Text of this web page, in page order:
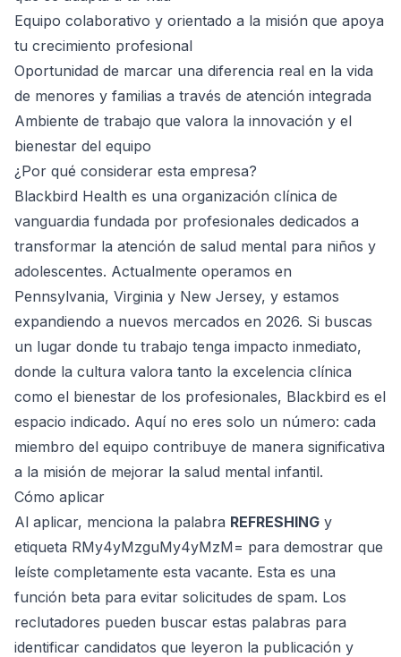
Equipo colaborativo y orientado a la misión que apoya
tu crecimiento profesional
Oportunidad de marcar una diferencia real en la vida
de menores y familias a través de atención integrada
Ambiente de trabajo que valora la innovación y el
bienestar del equipo
¿Por qué considerar esta empresa?
Blackbird Health es una organización clínica de
vanguardia fundada por profesionales dedicados a
transformar la atención de salud mental para niños y
adolescentes. Actualmente operamos en
Pennsylvania, Virginia y New Jersey, y estamos
expandiendo a nuevos mercados en 2026. Si buscas
un lugar donde tu trabajo tenga impacto inmediato,
donde la cultura valora tanto la excelencia clínica
como el bienestar de los profesionales, Blackbird es el
espacio indicado. Aquí no eres solo un número: cada
miembro del equipo contribuye de manera significativa
a la misión de mejorar la salud mental infantil.
Cómo aplicar
Al aplicar, menciona la palabra REFRESHING y
etiqueta RMy4yMzguMy4yMzM= para demostrar que
leíste completamente esta vacante. Esta es una
función beta para evitar solicitudes de spam. Los
reclutadores pueden buscar estas palabras para
identificar candidatos que leyeron la publicación y